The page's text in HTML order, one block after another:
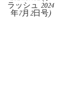
ラッシュ 2024
年7月2日号)